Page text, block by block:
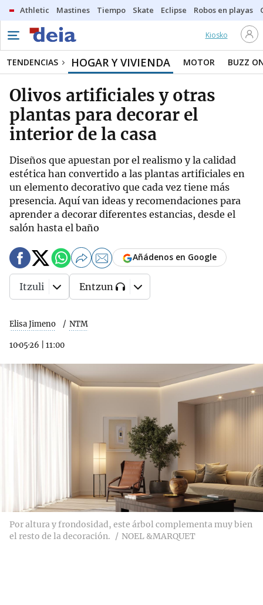
Athletic Mastines Tiempo Skate Eclipse Robos en playas
Kiosko
TENDENCIAS HOGAR Y VIVIENDA MOTOR BUZZ
Olivos artificiales y otras
plantas para decorar el
interior de la casa
Diseños que apuestan por el realismo y la calidad
estética han convertido a las plantas artificiales en
un elemento decorativo que cada vez tiene más
presencia. Aquí van ideas y recomendaciones para
aprender a decorar diferentes estancias, desde el
salón hasta el baño
Elisa Jimeno NTM
10·05·26 11:00
Añádenos en Google
Itzuli Entzun
Por altura y frondosidad, este árbol complementa muy bien
el resto de la decoración.
NOEL &MARQUET